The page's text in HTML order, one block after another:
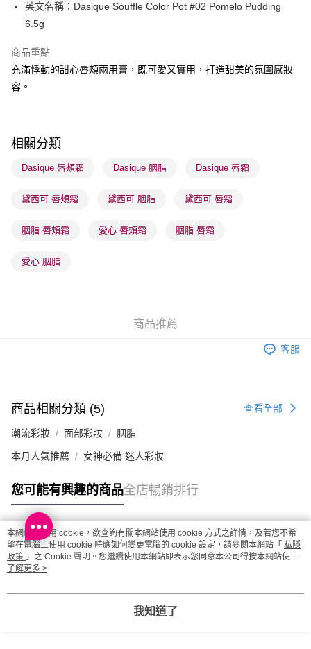
WeChat Pay
送貨方式
順豐自助櫃 - 確認發貨後1-3個工作天送達
順豐站及營業點 - 確認發貨後1-3個工作天送達
物流公司進行物流配送
取。逾期會取消訂單，並不會安排重寄
取。逾期會取消訂單，並不會安排重寄
英文名稱：Dasique Souffle Color Pot #02 Pomelo Pudding
6.5g
商品重點
充滿悸動的甜心唇頰兩用膏，既可愛又實用，打造甜美的氛圍感妝
容。
相關分類
Dasique 唇頰霜 Dasique 胭脂 Dasique 唇霜
黛西可 唇頰霜 黛西可 胭脂 黛西可 唇霜
胭脂 唇頰霜 愛心 唇頰霜 胭脂 唇霜
愛心 胭脂
商品推薦
客服
商品相關分類 (5) 查看全部
潮流彩妝 面部彩妝 胭脂
本月人氣推薦 女神必備 迷人彩妝
您可能有興趣的商品全店暢銷排行
熱門標籤
熱銷排行
本網站中使用 cookie，欲查詢有關本網站使用 cookie 方式之詳情，及若您不希
望在電腦上使用 cookie 時應如何變更電腦的 cookie 設定，請參閱本網站「 私隱
政策 」之 Cookie 聲明。您繼續使用本網站即表示您同意本公司得按本網站使用
條款之 Cookie 聲明使用 cookie。
了解更多 >
我知道了